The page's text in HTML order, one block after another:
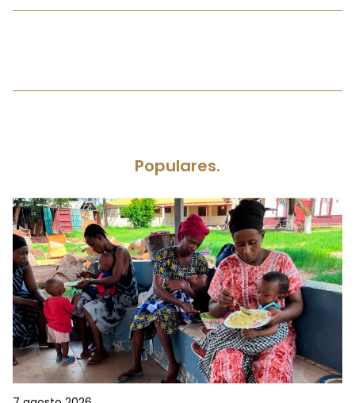
Populares.